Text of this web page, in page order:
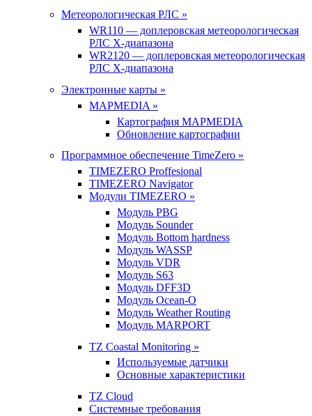
Метеорологическая РЛС »
WR110 — доплеровская метеорологическая
РЛС X-диапазона
WR2120 — доплеровская метеорологическая
РЛС X-диапазона
Электронные карты »
MAPMEDIA »
Картография MAPMEDIA
Обновление картографии
Программное обеспечение TimeZero »
TIMEZERO Proffesional
TIMEZERO Navigator
Модули TIMEZERO »
Модуль PBG
Модуль Sounder
Модуль Bottom hardness
Модуль WASSP
Модуль VDR
Модуль S63
Модуль DFF3D
Модуль Ocean-O
Модуль Weather Routing
Модуль MARPORT
TZ Coastal Monitoring »
Используемые датчики
Основные характеристики
TZ Cloud
Системные требования